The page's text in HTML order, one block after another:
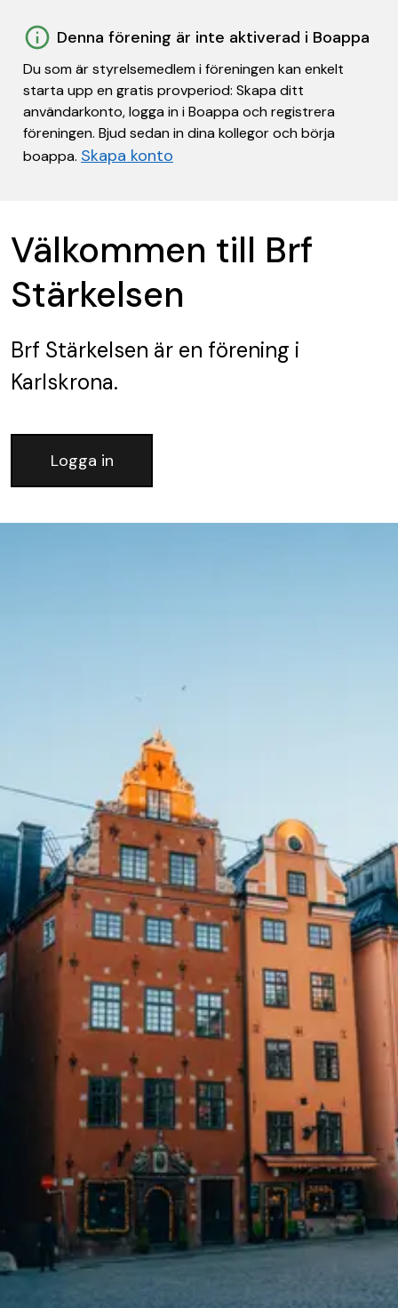
Denna förening är inte aktiverad i Boappa
Du som är styrelsemedlem i föreningen kan enkelt
starta upp en gratis provperiod: Skapa ditt
användarkonto, logga in i Boappa och registrera
föreningen. Bjud sedan in dina kollegor och börja
boappa. Skapa konto
Välkommen till Brf
Stärkelsen
Brf Stärkelsen är en förening i
Karlskrona.
Logga in